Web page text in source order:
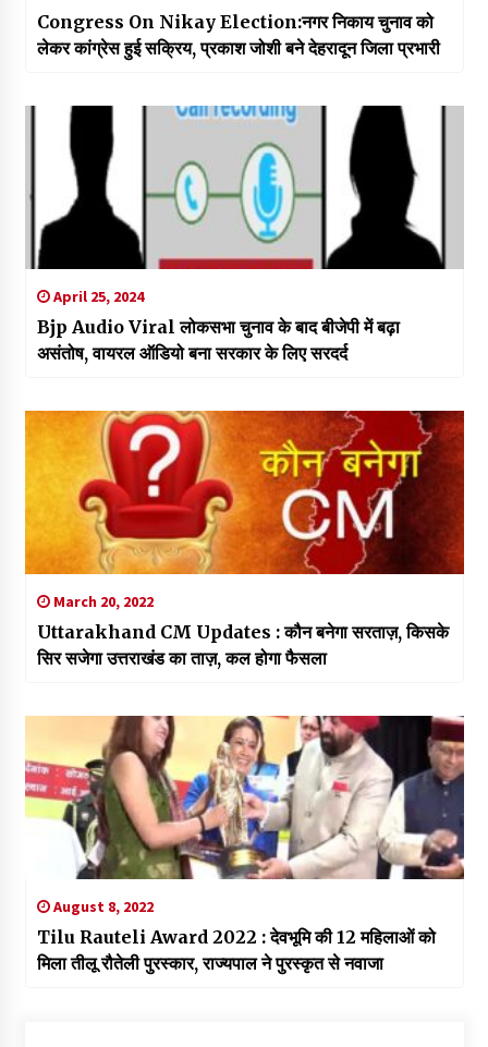
Congress On Nikay Election:नगर निकाय चुनाव को
लेकर कांग्रेस हुई सक्रिय, प्रकाश जोशी बने देहरादून जिला प्रभारी
April 25, 2024
Bjp Audio Viral लोकसभा चुनाव के बाद बीजेपी में बढ़ा
असंतोष, वायरल ऑडियो बना सरकार के लिए सरदर्द
March 20, 2022
Uttarakhand CM Updates : कौन बनेगा सरताज़, किसके
सिर सजेगा उत्तराखंड का ताज़, कल होगा फैसला
August 8, 2022
Tilu Rauteli Award 2022 : देवभूमि की 12 महिलाओं को
मिला तीलू रौतेली पुरस्कार, राज्यपाल ने पुरस्कृत से नवाजा